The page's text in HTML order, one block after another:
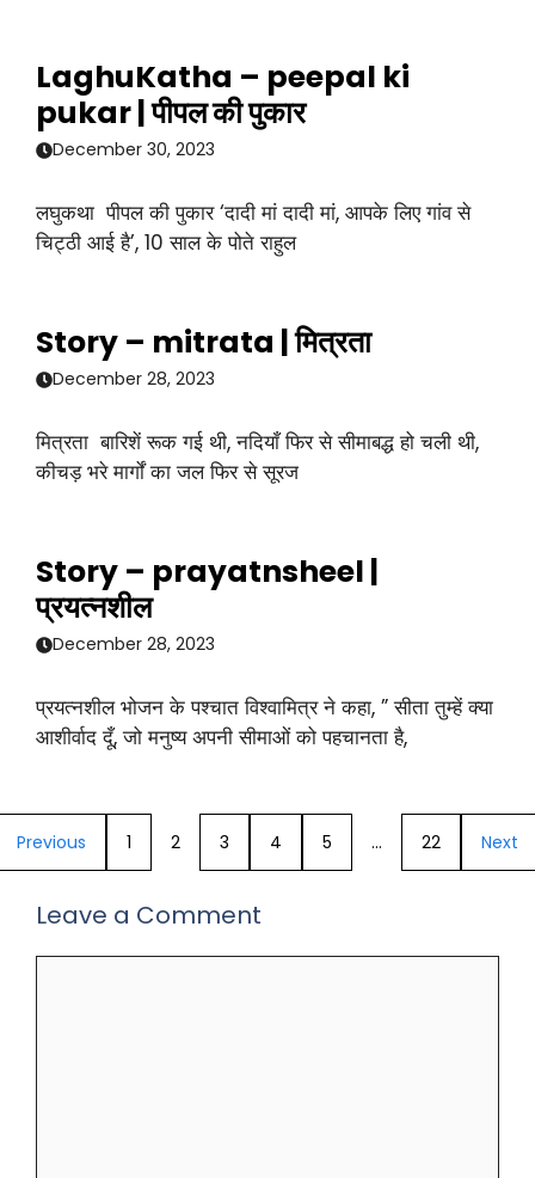
LaghuKatha – peepal ki
pukar | पीपल की पुकार
December 30, 2023
लघुकथा पीपल की पुकार ‘दादी मां दादी मां, आपके लिए गांव से
चिट्ठी आई है’, 10 साल के पोते राहुल
Story – mitrata | मित्रता
December 28, 2023
मित्रता बारिशें रूक गई थी, नदियाँ फिर से सीमाबद्ध हो चली थी,
कीचड़ भरे मार्गों का जल फिर से सूरज
Story – prayatnsheel |
प्रयत्नशील
December 28, 2023
प्रयत्नशील भोजन के पश्चात विश्वामित्र ने कहा, ” सीता तुम्हें क्या
आशीर्वाद दूँ, जो मनुष्य अपनी सीमाओं को पहचानता है,
Previous 1 2 3 4 5 … 22 Next
Leave a Comment